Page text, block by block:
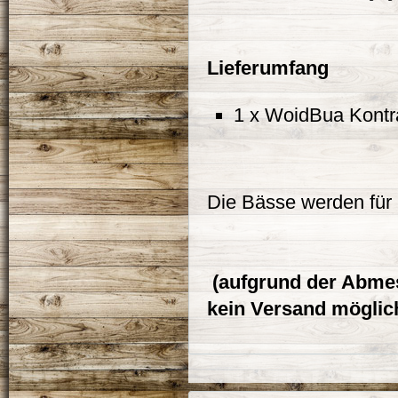
Lieferumfang
1 x WoidBua
Die Bässe werden
(aufgrund der
kein Versand